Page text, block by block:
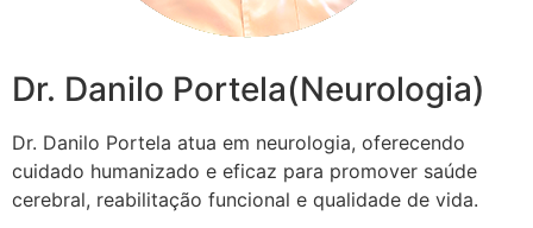
Dr. Danilo Portela(Neurologia)
Dr. Danilo Portela atua em neurologia, oferecendo
cuidado humanizado e eficaz para promover saúde
cerebral, reabilitação funcional e qualidade de vida.